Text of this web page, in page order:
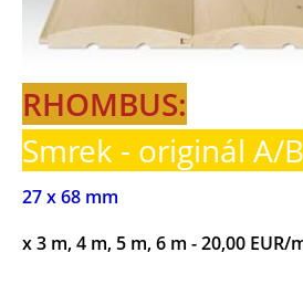
RHOMBUS:
Smrek - originál A/
27 x 68 mm
x 3 m, 4 m, 5 m, 6 m - 20,00 EUR/